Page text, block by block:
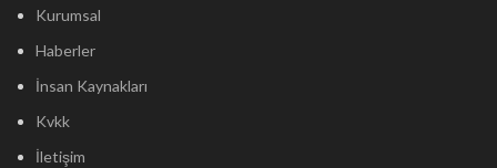
Kurumsal
Haberler
İnsan Kaynakları
Kvkk
İletişim